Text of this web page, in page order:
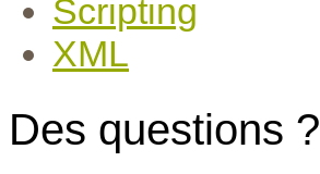
Scripting
XML
Des questions ?